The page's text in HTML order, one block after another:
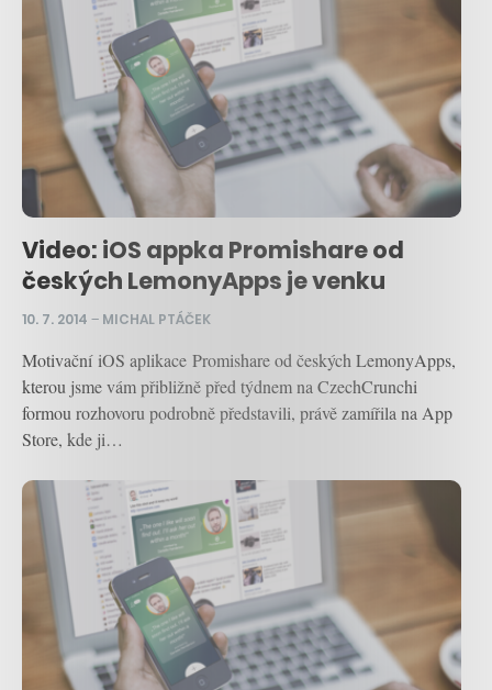
Video: iOS appka Promishare od
českých LemonyApps je venku
10. 7. 2014 – MICHAL PTÁČEK
Motivační iOS aplikace Promishare od českých LemonyApps,
kterou jsme vám přibližně před týdnem na CzechCrunchi
formou rozhovoru podrobně představili, právě zamířila na App
Store, kde ji…